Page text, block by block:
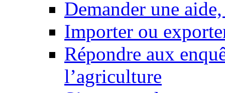
Demander une
Importer ou
Répondre aux
l’agriculture